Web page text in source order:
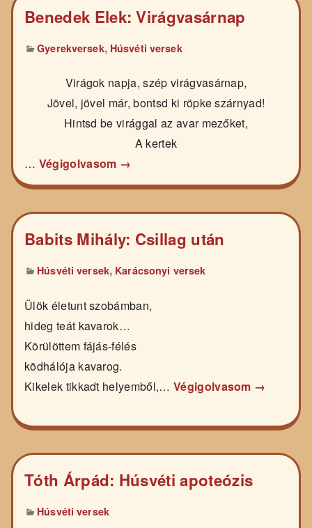
Benedek Elek: Virágvasárnap
Gyerekversek, Húsvéti versek
Virágok napja, szép virágvasárnap,
Jövel, jövel már, bontsd ki röpke szárnyad!
Hintsd be virággal az avar mezőket,
A kertek
… Végigolvasom →
Babits Mihály: Csillag után
Húsvéti versek, Karácsonyi versek
Ülök életunt szobámban,
hideg teát kavarok…
Körülöttem fájás-félés
ködhálója kavarog.
Kikelek tikkadt helyemből,… Végigolvasom →
Tóth Árpád: Húsvéti apoteózis
Húsvéti versek